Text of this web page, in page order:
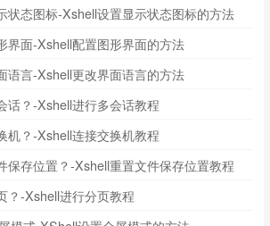
状态图标-Xshell设置显示状态图标的方法
界面-Xshell配置图形界面的方法
语言-Xshell更改界面语言的方法
话？-Xshell进行多会话教程
机？-Xshell连接交换机教程
保存位置？-Xshell重置文件保存位置教程
？-Xshell进行分页教程